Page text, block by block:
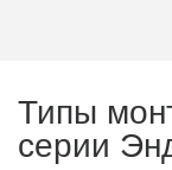
Типы
серии